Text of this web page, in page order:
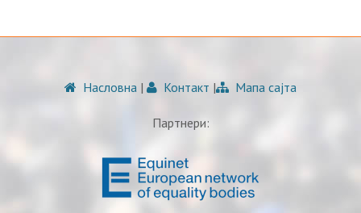
Насловна | Контакт | Мапа сајта
Партнери: